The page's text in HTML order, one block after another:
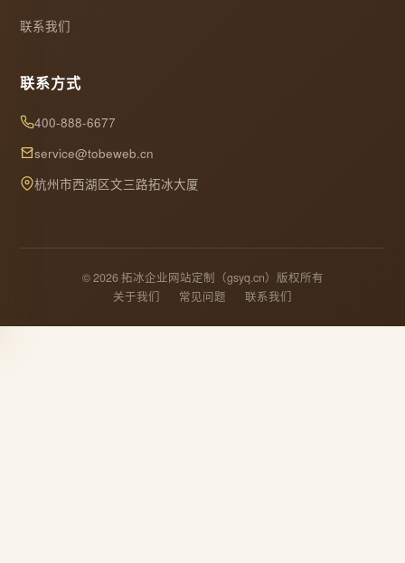
联系我们
联系方式
400-888-6677
service@tobeweb.cn
杭州市西湖区文三路拓冰大厦
© 2026 拓冰企业网站定制（gsyq.cn）版权所有
关于我们
常见问题 联系我们